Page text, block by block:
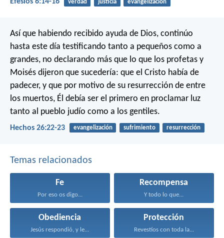
verdad justicia evangelización
Así que habiendo recibido ayuda de Dios, continúo
hasta este día testificando tanto a pequeños como a
grandes, no declarando más que lo que los profetas y
Moisés dijeron que sucedería: que el Cristo había de
padecer, y que por motivo de su resurrección de entre
los muertos, Él debía ser el primero en proclamar luz
tanto al pueblo judío como a los gentiles.
Hechos 26:22-23 evangelización sufrimiento resurrección
Temas relacionados
Fe
Por eso os digo...
Recompensa
Y todo lo que...
Obediencia
Jesús respondió, y le...
Protección
Revestíos con toda la...